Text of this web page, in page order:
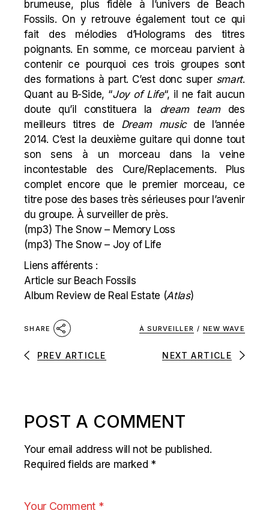
brumeuse, plus fidèle à l’univers de Beach
Fossils. On y retrouve également tout ce qui
fait des mélodies d’Holograms des titres
poignants. En somme, ce morceau parvient à
contenir ce pourquoi ces trois groupes sont
des formations à part. C’est donc super smart.
Quant au B-Side, “Joy of Life“, il ne fait aucun
doute qu’il constituera la dream team des
meilleurs titres de Dream music de l’année
2014. C’est la deuxième guitare qui donne tout
son sens à un morceau dans la veine
incontestable des Cure/Replacements. Plus
complet encore que le premier morceau, ce
titre pose des bases très sérieuses pour l’avenir
du groupe. À surveiller de près.
(mp3) The Snow – Memory Loss
(mp3) The Snow – Joy of Life
Liens afférents :
Article sur Beach Fossils
Album Review de Real Estate (Atlas)
SHARE À SURVEILLER / NEW WAVE
PREV ARTICLE NEXT ARTICLE
POST A COMMENT
Your email address will not be published.
Required fields are marked *